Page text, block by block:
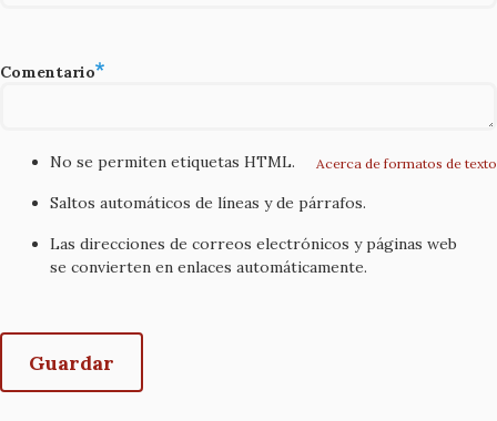
Comentario
Acerca de formatos de texto
No se permiten etiquetas HTML.
Saltos automáticos de líneas y de párrafos.
Las direcciones de correos electrónicos y páginas web
se convierten en enlaces automáticamente.